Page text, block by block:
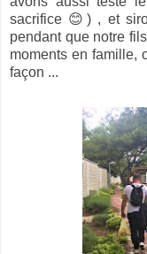
sacrifice 😊) , et
pendant que notre
moments en famille,
façon ...